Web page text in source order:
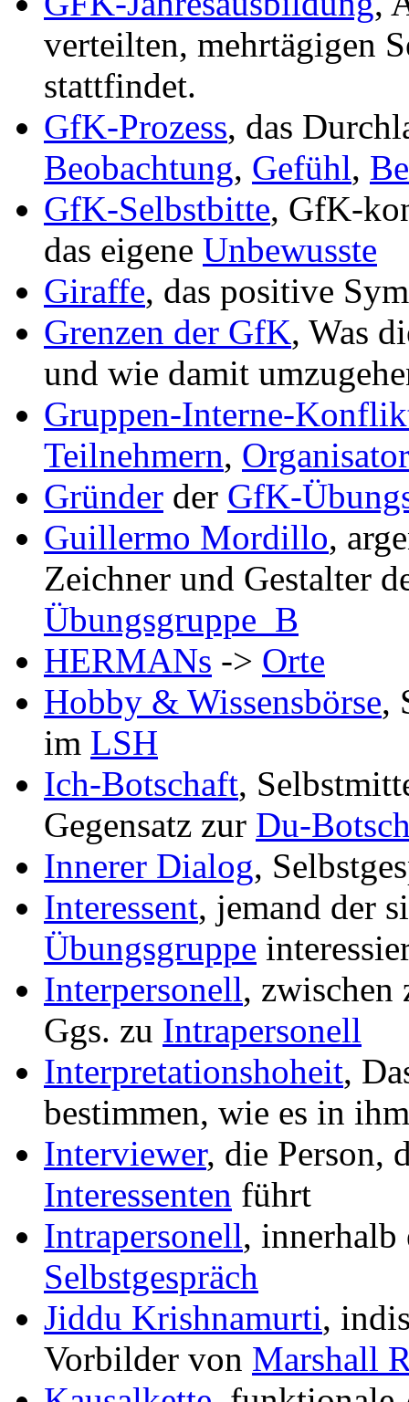
verteilten, mehrtägigen
stattfindet.
GfK-Prozess, das
Beobachtung, Gefühl,
GfK-Selbstbitte, GfK-
das eigene Unbewusste
Giraffe, das positive
Grenzen der GfK, Was
und wie damit
Gruppen-Interne-
Teilnehmern, Organisator
Gründer der GfK-
Guillermo Mordillo,
Zeichner und Gestalter
Übungsgruppe_B
HERMANs -> Orte
Hobby & Wissensbörse,
im LSH
Ich-Botschaft,
Gegensatz zur Du-
Innerer Dialog,
Interessent, jemand der
Übungsgruppe
Interpersonell, zwischen
Ggs. zu Intrapersonell
Interpretationshoheit,
bestimmen, wie es in
Interviewer, die Person,
Interessenten führt
Intrapersonell, innerhalb
Selbstgespräch
Jiddu Krishnamurti,
Vorbilder von Marshall